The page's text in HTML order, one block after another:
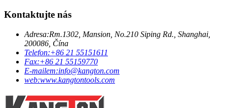
Kontaktujte nás
Adresa:Rm.1302, Mansion, No.210 Siping Rd., Shanghai,
200086, Čína
Telefon:+86 21 55151611
Fax:+86 21 55159770
E-mailem:info@kangton.com
web:www.kangtontools.com